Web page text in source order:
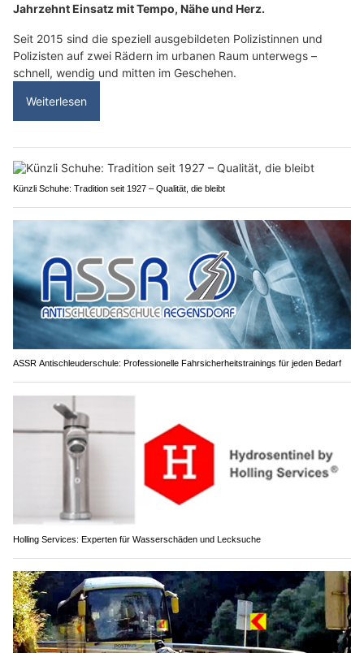
Jahrzehnt Einsatz mit Tempo, Nähe und Herz.
Seit 2015 sind die speziell ausgebildeten Polizistinnen und
Polizisten auf zwei Rädern im urbanen Raum unterwegs –
schnell, wendig und mitten im Geschehen.
Weiterlesen
Künzli Schuhe: Tradition seit 1927 – Qualität, die bleibt
ASSR Antischleuderschule: Professionelle Fahrsicherheitstrainings für jeden Bedarf
Holling Services: Experten für Wasserschäden und Lecksuche